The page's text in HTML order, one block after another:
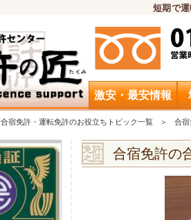
短期で
激安・最安情報
合宿免許・運転免許のお役立ちトピック一覧 合宿
合宿免許の